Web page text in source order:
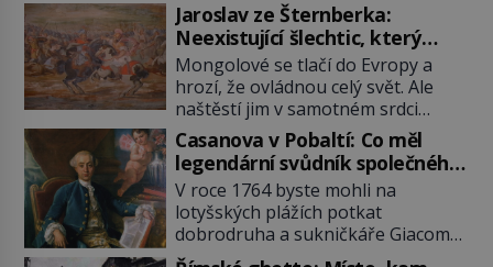
Jaroslav ze Šternberka:
Neexistující šlechtic, který
z Moravy vyžene Mongoly
Mongolové se tlačí do Evropy a
hrozí, že ovládnou celý svět. Ale
naštěstí jim v samotném srdci
Evropy stojí v cestě malé, ale silné
království, které dokáže
dobyvatelské hordy zastavit. Co
nedokáže žádná z asijských říší, co
nedokážou Němci – to dokáže
český král. Nebo že by ne?
Casanova v Pobaltí: Co měl
legendární svůdník společného
se svobodnými zednáři?
V roce 1764 byste mohli na
lotyšských plážích potkat
dobrodruha a sukničkáře Giacoma
Casanovu. Jeho cesta k Baltskému